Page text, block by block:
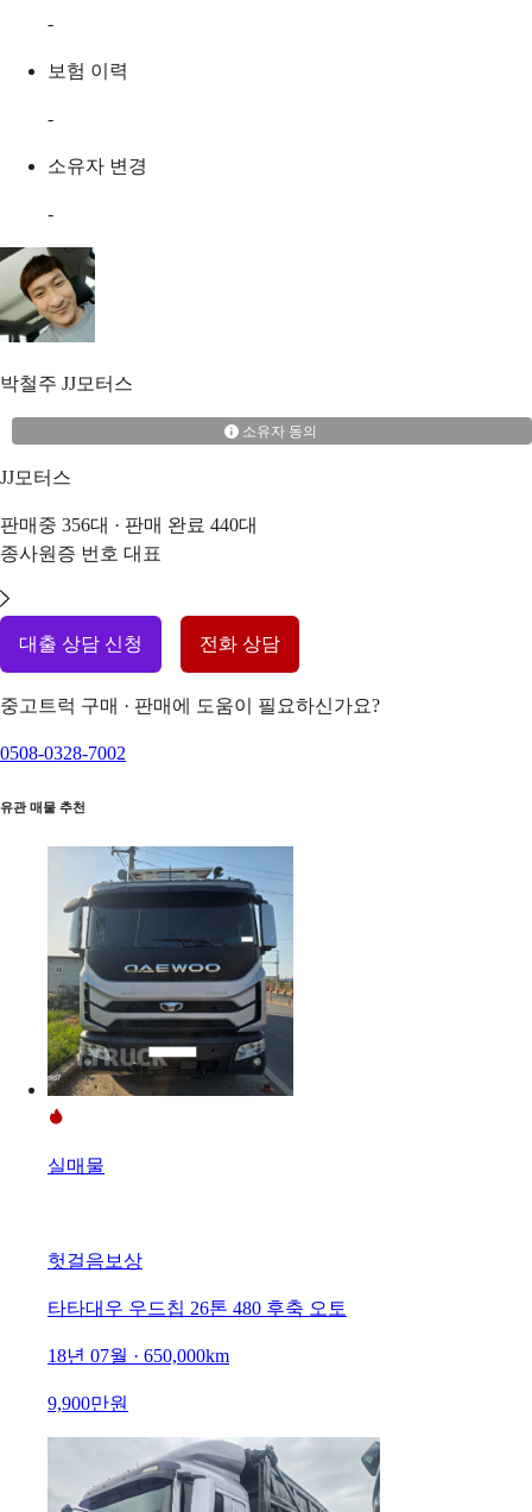
-
보험 이력
-
소유자 변경
-
박철주 JJ모터스
소유자 동의
JJ모터스
판매중 356대 · 판매 완료 440대
종사원증 번호 대표
대출 상담 신청 전화 상담
중고트럭 구매 · 판매에 도움이 필요하신가요?
0508-0328-7002
유관 매물 추천
실매물
헛걸음보상
타타대우 우드칩 26톤 480 후축 오토
18년 07월 · 650,000km
9,900만원